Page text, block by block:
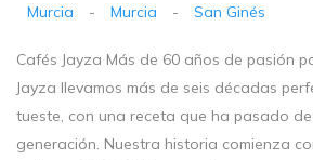
Murcia - Murcia - San Ginés
Cafés Jayza Más de 60 años de pasión
Jayza llevamos más de seis décadas
tueste, con una receta que ha pasado
generación. Nuestra historia comienza